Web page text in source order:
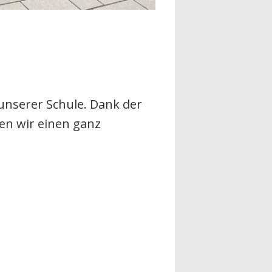
Schule. Dank der
wir einen ganz